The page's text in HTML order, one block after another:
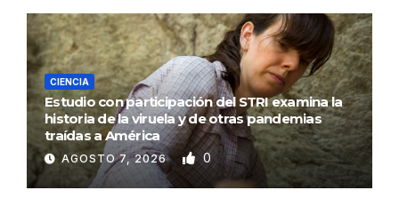
CIENCIA
Estudio con participación del STRI examina la
historia de la viruela y de otras pandemias
traídas a América
AGOSTO 7, 2026 0